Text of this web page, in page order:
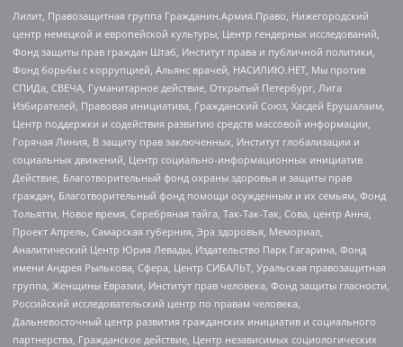
Лилит, Правозащитная группа Гражданин.Армия.Право, Нижегородский
центр немецкой и европейской культуры, Центр гендерных исследований,
Фонд защиты прав граждан Штаб, Институт права и публичной политики,
Фонд борьбы с коррупцией, Альянс врачей, НАСИЛИЮ.НЕТ, Мы против
СПИДа, СВЕЧА, Гуманитарное действие, Открытый Петербург, Лига
Избирателей, Правовая инициатива, Гражданский Союз, Хасдей Ерушалаим,
Центр поддержки и содействия развитию средств массовой информации,
Горячая Линия, В защиту прав заключенных, Институт глобализации и
социальных движений, Центр социально-информационных инициатив
Действие, Благотворительный фонд охраны здоровья и защиты прав
граждан, Благотворительный фонд помощи осужденным и их семьям, Фонд
Тольятти, Новое время, Серебряная тайга, Так-Так-Так, Сова, центр Анна,
Проект Апрель, Самарская губерния, Эра здоровья, Мемориал,
Аналитический Центр Юрия Левады, Издательство Парк Гагарина, Фонд
имени Андрея Рылькова, Сфера, Центр СИБАЛЬТ, Уральская правозащитная
группа, Женщины Евразии, Институт прав человека, Фонд защиты гласности,
Российский исследовательский центр по правам человека,
Дальневосточный центр развития гражданских инициатив и социального
партнерства, Гражданское действие, Центр независимых социологических